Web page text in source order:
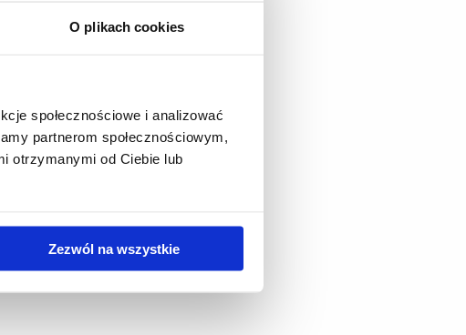
O plikach cookies
społecznościowe i analizować
partnerom społecznościowym,
otrzymanymi od Ciebie lub
Zezwól na wszystkie